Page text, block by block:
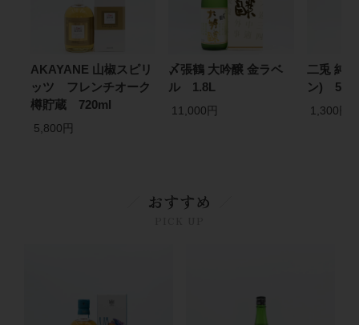
AKAYANE 山椒スピリ
ッツ フレンチオーク
樽貯蔵 720ml
5,800円
〆張鶴 大吟醸 金ラベ
ル 1.8L
11,000円
二兎 純
ン)
1,300円
おすすめ